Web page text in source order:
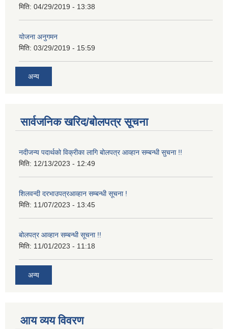
मिति: 04/29/2019 - 13:38
योजना अनुगमन
मिति: 03/29/2019 - 15:59
अन्य
सार्वजनिक खरिद/बोलपत्र सूचना
नदीजन्य पदार्थको विक्रीका लागि बोलपत्र आव्हान सम्बन्धी सुचना !!
मिति: 12/13/2023 - 12:49
शिलवन्दी दरभाउपत्रआव्हान सम्बन्धी सूचना !
मिति: 11/07/2023 - 13:45
बोलपत्र आव्हान सम्बन्धी सूचना !!
मिति: 11/01/2023 - 11:18
अन्य
आय व्यय विवरण